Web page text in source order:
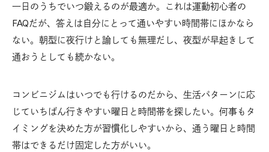
一日のうちでいつ鍛えるのが最適か。これは運動初心者の
FAQだが、答えは自分にとって通いやすい時間帯にほかなら
ない。朝型に夜行けと諭しても無理だし、夜型が早起きして
通おうとしても続かない。
コンビニジムはいつでも行けるのだから、生活パターンに応
じていちばん行きやすい曜日と時間帯を探したい。何事もタ
イミングを決めた方が習慣化しやすいから、通う曜日と時間
帯はできるだけ固定した方がいい。